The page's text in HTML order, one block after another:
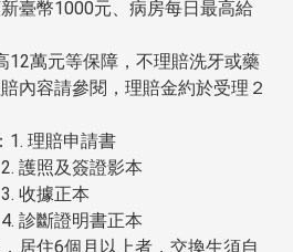
臺幣1000元、病房每日最高給
等保障，不理賠洗牙或藥
內容請參閱，理賠金約於受理２
賠申請書
證影本
本
書正本
居住6個月以上者，交換生須自